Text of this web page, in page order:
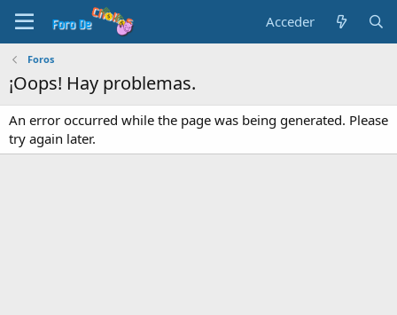
Acceder
Foros
¡Oops! Hay problemas.
An error occurred while the page was being generated. Please
try again later.